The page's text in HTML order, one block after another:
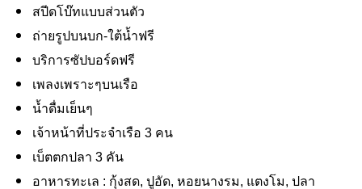
สปีดโบ๊ทแบบส่วนตัว
ถ่ายรูปบนบก-ใต้น้ำฟรี
บริการซัปบอร์ดฟรี
เพลงเพราะๆบนเรือ
น้ำดื่มเย็นๆ
เจ้าหน้าที่ประจำเรือ 3 คน
เบ็ตตกปลา 3 คัน
อาหารทะเล : กุ้งสด, ปูอัด, หอยนางรม, แตงโม, ปลา